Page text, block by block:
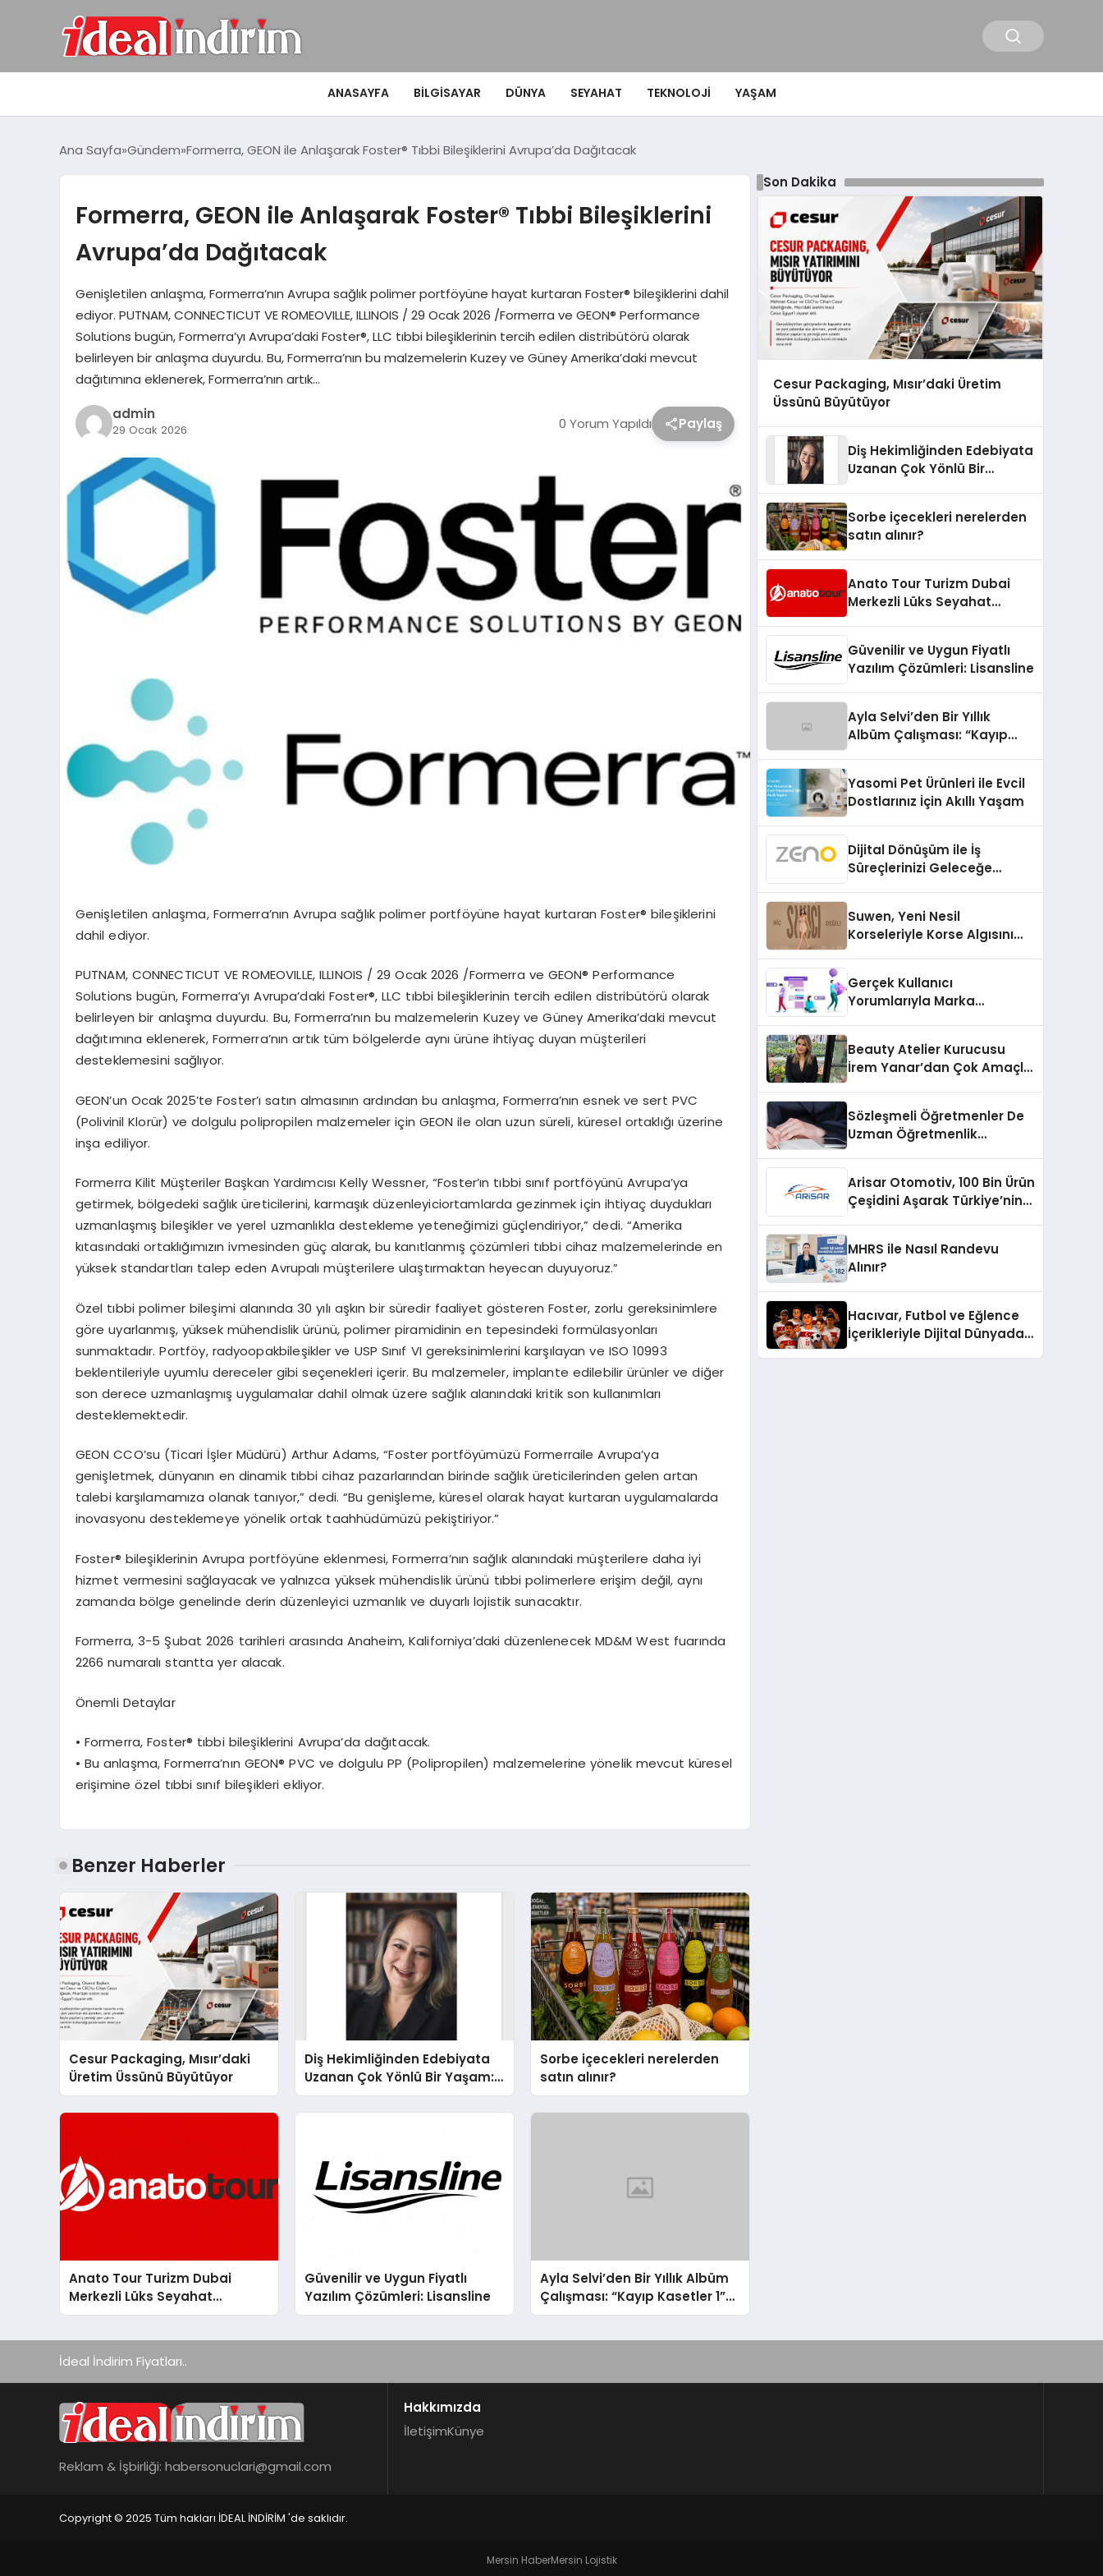
ANASAYFA BILGISAYAR DÜNYA SEYAHAT TEKNOLOJI YAŞAM
Ana Sayfa Gündem Formerra, GEON ile Anlaşarak Foster® Tıbbi Bileşiklerini Avrupa’da Dağıtacak
Formerra, GEON ile Anlaşarak Foster® Tıbbi Bileşiklerini
Avrupa’da Dağıtacak
Genişletilen anlaşma, Formerra’nın Avrupa sağlık polimer portföyüne hayat kurtaran Foster® bileşiklerini dahil
ediyor. PUTNAM, CONNECTICUT VE ROMEOVILLE, ILLINOIS / 29 Ocak 2026 /Formerra ve GEON® Performance
Solutions bugün, Formerra’yı Avrupa’daki Foster®, LLC tıbbi bileşiklerinin tercih edilen distribütörü olarak
belirleyen bir anlaşma duyurdu. Bu, Formerra’nın bu malzemelerin Kuzey ve Güney Amerika’daki mevcut
dağıtımına eklenerek, Formerra’nın artık…
admin
29 Ocak 2026 0 Yorum Yapıldı Paylaş
Genişletilen anlaşma, Formerra’nın Avrupa sağlık polimer portföyüne hayat kurtaran Foster® bileşiklerini
dahil ediyor.
PUTNAM, CONNECTICUT VE ROMEOVILLE, ILLINOIS /29 Ocak 2026 /Formerra ve GEON®Performance
Solutions bugün, Formerra’yı Avrupa’daki Foster®, LLC tıbbi bileşiklerinin tercih edilen distribütörü olarak
belirleyen bir anlaşma duyurdu. Bu, Formerra’nın bu malzemelerin Kuzey ve Güney Amerika’daki mevcut
dağıtımına eklenerek, Formerra’nın artık tüm bölgelerde aynı ürüne ihtiyaç duyan müşterileri
desteklemesini sağlıyor.
GEON’un Ocak 2025’teFoster’ı satın almasının ardından bu anlaşma, Formerra’nın esnek ve sert PVC
(Polivinil Klorür) ve dolgulu polipropilen malzemeler için GEON ile olan uzun süreli, küresel ortaklığı üzerine
inşa ediliyor.
Formerra Kilit Müşteriler Başkan YardımcısıKelly Wessner, “Foster’ın tıbbi sınıf portföyünü Avrupa’ya
getirmek, bölgedeki sağlık üreticilerini,karmaşık düzenleyiciortamlarda gezinmek için ihtiyaç duydukları
uzmanlaşmış bileşikler ve yerel uzmanlıkla destekleme yeteneğimizi güçlendiriyor,” dedi. “Amerika
kıtasındaki ortaklığımızın ivmesinden güç alarak, bu kanıtlanmış çözümleri tıbbi cihaz malzemelerinde en
yüksek standartları talep eden Avrupalı müşterilere ulaştırmaktan heyecan duyuyoruz.”
Özel tıbbi polimer bileşimi alanında 30 yılı aşkın bir süredir faaliyet gösteren Foster, zorlu gereksinimlere
göre uyarlanmış, yüksekmühendislik ürünü, polimer piramidinin en tepesindeki formülasyonları
sunmaktadır. Portföy, radyoopakbileşikler ve USP Sınıf VI gereksinimlerini karşılayan ve ISO 10993
beklentileriyle uyumlu dereceler gibi seçenekleri içerir. Bu malzemeler, implante edilebilir ürünler ve diğer
son derece uzmanlaşmış uygulamalar dahil olmak üzere sağlık alanındaki kritik son kullanımları
desteklemektedir.
GEONCCO’su (Ticari İşler Müdürü) Arthur Adams, “Fosterportföyümüzü Formerraile Avrupa’ya
genişletmek, dünyanın en dinamik tıbbi cihaz pazarlarından birinde sağlık üreticilerinden gelen artan
talebi karşılamamıza olanak tanıyor,” dedi. “Bugenişleme, küresel olarak hayat kurtaran uygulamalarda
inovasyonu desteklemeye yönelikortak taahhüdümüzü pekiştiriyor.”
Foster® bileşiklerinin Avrupa portföyüne eklenmesi,Formerra’nın sağlık alanındaki müşterilere daha iyi
hizmet vermesini sağlayacak veyalnızca yüksek mühendislik ürünü tıbbi polimerlere erişim değil, aynı
zamanda bölge genelinde derin düzenleyici uzmanlık ve duyarlı lojistik sunacaktır.
Formerra, 3-5 Şubat 2026 tarihleri arasında Anaheim, Kaliforniya’daki düzenlenecek MD&M West fuarında
2266 numaralı stantta yer alacak.
Önemli Detaylar
• Formerra, Foster® tıbbi bileşiklerini Avrupa’da dağıtacak.
• Bu anlaşma,Formerra’nın GEON® PVC ve dolgulu PP (Polipropilen) malzemelerine yönelik mevcut küresel
erişimine özel tıbbi sınıf bileşikleri ekliyor.
Benzer Haberler
Cesur Packaging, Mısır’daki
Üretim Üssünü Büyütüyor
Diş Hekimliğinden Edebiyata
Uzanan Çok Yönlü Bir Yaşam:
Yeşim Şahin Yaman
Sorbe içecekleri nerelerden
satın alınır?
Anato Tour Turizm Dubai
Merkezli Lüks Seyahat
Hizmetleriyle Küresel
Güvenilir ve Uygun Fiyatlı
Yazılım Çözümleri: Lisansline
Ayla Selvi’den Bir Yıllık Albüm
Çalışması: “Kayıp Kasetler 1”
31 Temmuz’da Çıktı
Son Dakika
Cesur Packaging, Mısır’daki Üretim
Üssünü Büyütüyor
Diş Hekimliğinden Edebiyata
Uzanan Çok Yönlü Bir
Sorbe içecekleri nerelerden
satın alınır?
Anato Tour Turizm Dubai
Merkezli Lüks Seyahat
Güvenilir ve Uygun Fiyatlı
Yazılım Çözümleri: Lisansline
Ayla Selvi’den Bir Yıllık
Albüm Çalışması: “Kayıp
Yasomi Pet Ürünleri ile Evcil
Dostlarınız İçin Akıllı Yaşam
Dijital Dönüşüm ile İş
Süreçlerinizi Geleceğe
Suwen, Yeni Nesil
Korseleriyle Korse Algısını
Gerçek Kullanıcı
Yorumlarıyla Marka
Beauty Atelier Kurucusu
İrem Yanar’dan Çok Amaçlı
Sözleşmeli Öğretmenler De
Uzman Öğretmenlik
Arisar Otomotiv, 100 Bin Ürün
Çeşidini Aşarak Türkiye’nin
Platformlarından Biri Oldu
MHRS ile Nasıl Randevu
Alınır?
Hacıvar, Futbol ve Eğlence
İçerikleriyle Dijital Dünyada
İdeal İndirim Fiyatları..
Reklam & İşbirliği: habersonuclari@gmail.com
Hakkımızda
İletişimKünye
Copyright © 2025 Tüm hakları İDEAL İNDİRİM 'de saklıdır.
Mersin HaberMersin Lojistik